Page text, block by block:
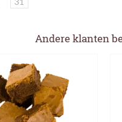
Andere klanten